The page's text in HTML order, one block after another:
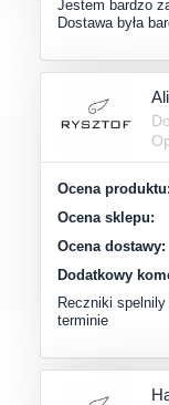
Jestem bardzo
Dostawa była
Ocena produktu:
Ocena sklepu:
Ocena dostawy:
Dodatkowy
Reczniki
terminie